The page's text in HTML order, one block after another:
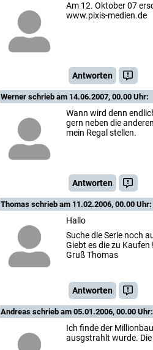
Am 12. Oktober 07
www.pixis-medien.de
Antworten
Werner schrieb am 14.06.2007, 00.00 Uhr:
Wann wird denn
gern neben die
mein Regal stellen.
Antworten
Thomas schrieb am 11.02.2006, 00.00 Uhr:
Hallo
Suche die Serie noch
Giebt es die zu Kaufen
Gruß Thomas
Antworten
Andreas schrieb am 05.01.2006, 00.00 Uhr:
Ich finde der
ausgstrahlt wurde.